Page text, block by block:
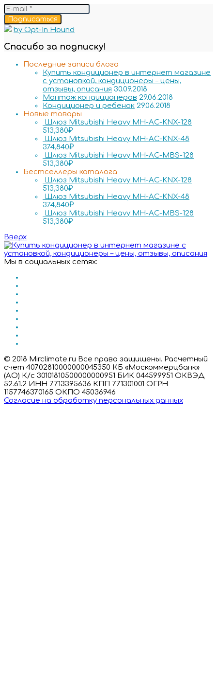
Подписаться
by Opt-In Hound
Спасибо за подписку!
Последние записи блога
Купить кондиционер в интернет магазине
с установкой, кондиционеры – цены,
отзывы, описания 30.09.2018
Монтаж кондиционеров 29.06.2018
Кондиционер и ребенок 29.06.2018
Новые товары
Шлюз Mitsubishi Heavy MH-AC-KNX-128
513,380₽
Шлюз Mitsubishi Heavy MH-AC-KNX-48
374,840₽
Шлюз Mitsubishi Heavy MH-AC-MBS-128
513,380₽
Бестселлеры каталога
Шлюз Mitsubishi Heavy MH-AC-KNX-128
513,380₽
Шлюз Mitsubishi Heavy MH-AC-KNX-48
374,840₽
Шлюз Mitsubishi Heavy MH-AC-MBS-128
513,380₽
Вверх
Мы в социальных сетях:
© 2018 Mirclimate.ru Все права защищены. Расчетный
счет 40702810000000045350 КБ «Москоммерцбанк»
(АО) К/с 30101810500000000951 БИК 044599951 ОКВЭД
52.61.2 ИНН 7713395636 КПП 771301001 ОГРН
1157746370165 ОКПО 45036946
Согласие на обработку персональных данных